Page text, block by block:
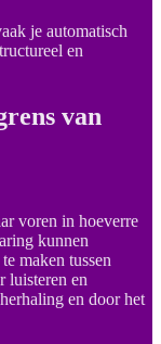
je automatisch
en
van
voren in hoeverre
kunnen
maken tussen
luisteren en
en door het